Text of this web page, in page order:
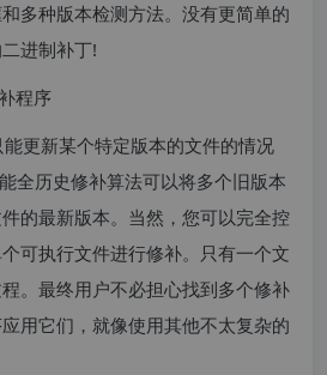
多种版本检测方法。没有更简单的
进制补丁!
程序
更新某个特定版本的文件的情况
全历史修补算法可以将多个旧版本
的最新版本。当然，您可以完全控
可执行文件进行修补。只有一个文
。最终用户不必担心找到多个修补
用它们，就像使用其他不太复杂的